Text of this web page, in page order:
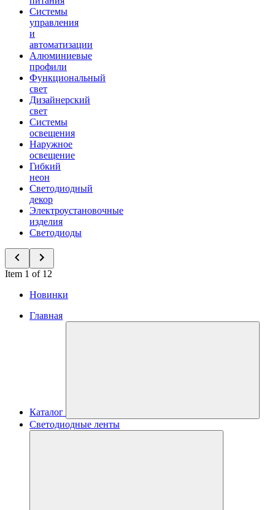
Системы
управления
и
автоматизации
Алюминиевые
профили
Функциональный
свет
Дизайнерский
свет
Системы
освещения
Наружное
освещение
Гибкий
неон
Светодиодный
декор
Электроустановочные
изделия
Светодиоды
Item 1 of 12
Новинки
Главная
Каталог
Светодиодные ленты